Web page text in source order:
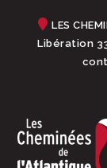
content
LES
Libération